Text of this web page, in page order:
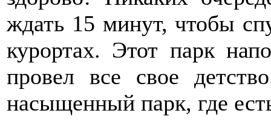
ждать 15 минут, чтобы
курортах. Этот парк
провел все свое
насыщенный парк, где